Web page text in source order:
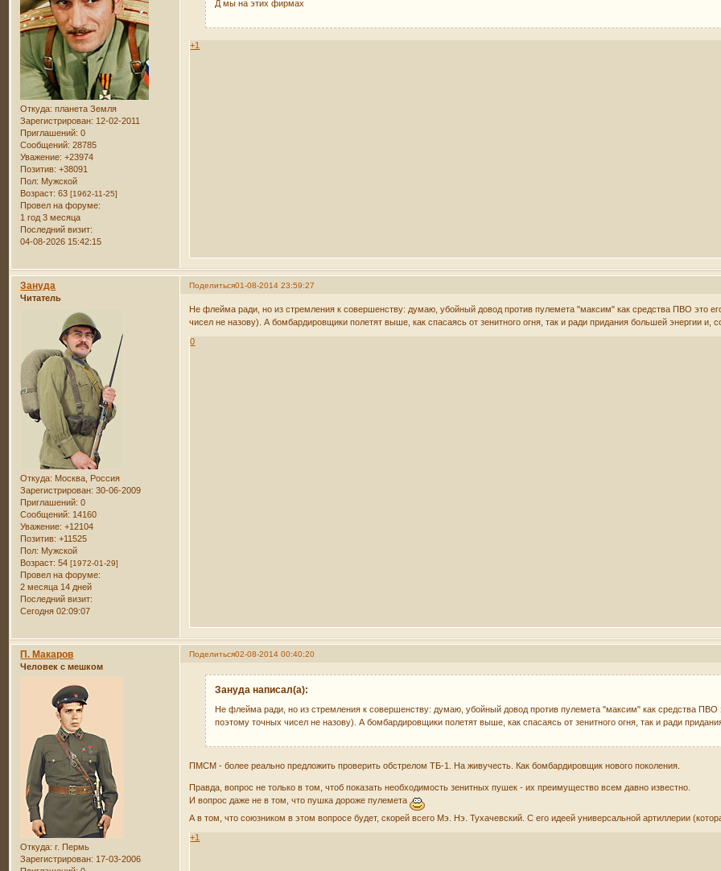
Откуда: планета Земля
Зарегистрирован: 12-02-2011
Приглашений: 0
Сообщений: 28785
Уважение: +23974
Позитив: +38091
Пол: Мужской
Возраст: 63[1962-11-25]
Провел на форуме:
1 год 3 месяца
Последний визит:
04-08-2026 15:42:15
Д мы на этих фирмах
+1
Поделиться01-08-2014 23:59:27
Зануда
Читатель
Откуда: Москва, Россия
Зарегистрирован: 30-06-2009
Приглашений: 0
Сообщений: 14160
Уважение: +12104
Позитив: +11525
Пол: Мужской
Возраст: 54[1972-01-29]
Провел на форуме:
2 месяца 14 дней
Последний визит:
Сегодня 02:09:07
Не флейма ради, но из стремления к совершенству: думаю, убойный довод против пулемета "максим" как средства ПВО это
чисел не назову). А бомбардировщики полетят выше, как спасаясь от зенитного огня, так и ради придания большей энергии и,
0
Поделиться02-08-2014 00:40:20
П. Макаров
Человек с мешком
Откуда: г. Пермь
Зарегистрирован: 17-03-2006
Зануда написал(а):
Не флейма ради, но из стремления к совершенству: думаю, убойный довод против пулемета "максим" как средства
поэтому точных чисел не назову). А бомбардировщики полетят выше, как спасаясь от зенитного огня, так и ради
ПМСМ - более реально предложить проверить обстрелом ТБ-1. На живучесть. Как бомбардировщик нового поколения.
Правда, вопрос не только в том, чтоб показать необходимость зенитных пушек - их преимущество всем давно известно.
И вопрос даже не в том, что пушка дороже пулемета
А в том, что союзником в этом вопросе будет, скорей всего Мэ. Нэ. Тухачевский. С его идеей универсальной артиллерии
+1